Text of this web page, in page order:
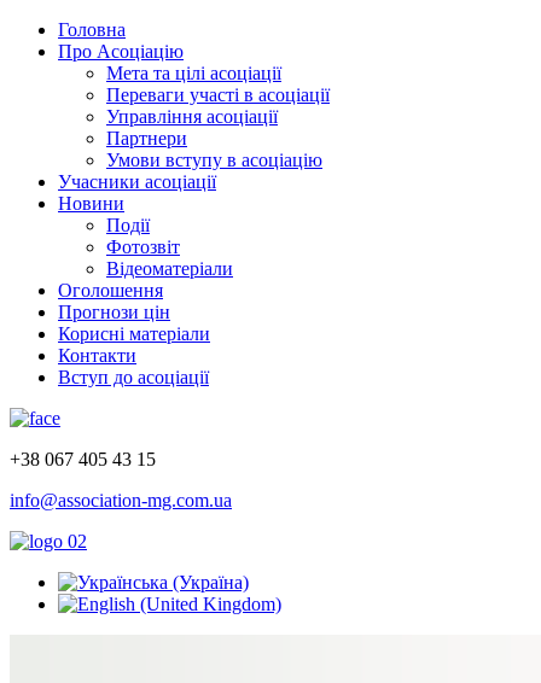
Головна
Про Асоціацію
Мета та цілі асоціації
Переваги участі в асоціації
Управління асоціації
Партнери
Умови вступу в асоціацію
Учасники асоціації
Новини
Події
Фотозвіт
Відеоматеріали
Оголошення
Прогнози цін
Корисні матеріали
Контакти
Вступ до асоціації
+38 067 405 43 15
info@association-mg.com.ua